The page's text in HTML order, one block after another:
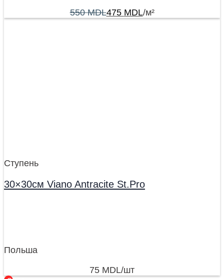
550MDL475 MDL/м²
Ступень
30×30см Viano Antracite St.Pro
Польша
75 MDL/шт